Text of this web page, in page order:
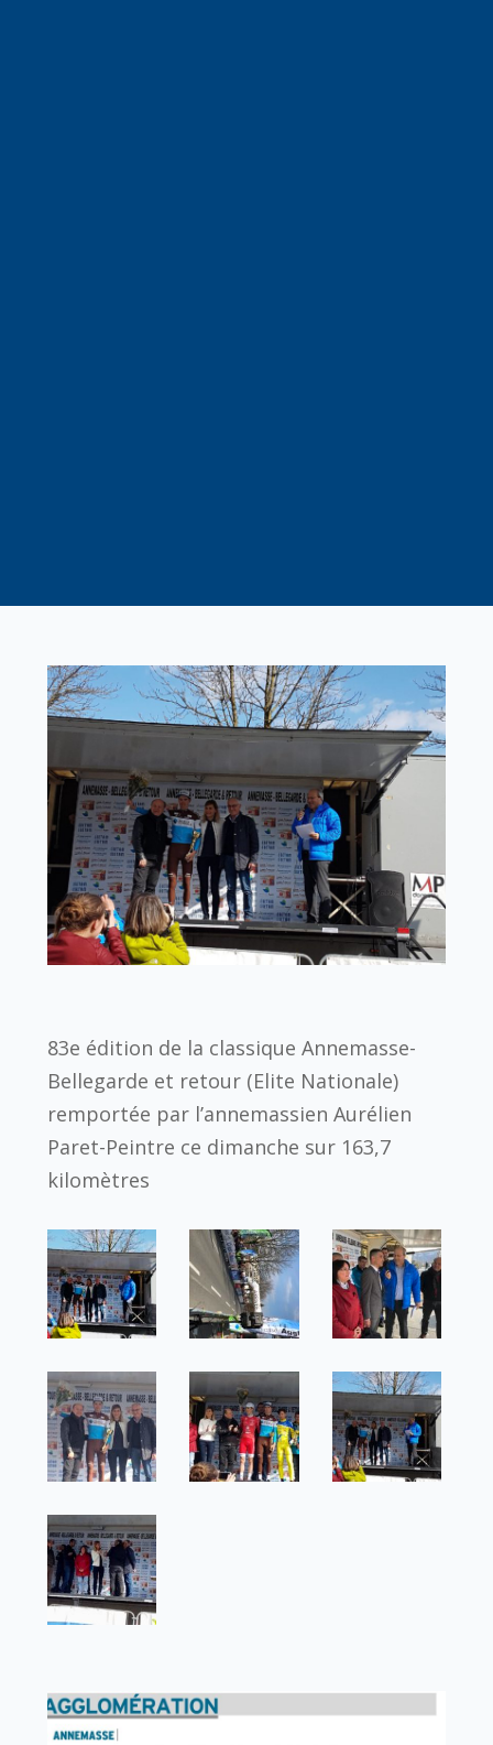
83e édition de la classique Annemasse-
Bellegarde et retour (Elite Nationale)
remportée par l’annemassien Aurélien
Paret-Peintre ce dimanche sur 163,7
kilomètres